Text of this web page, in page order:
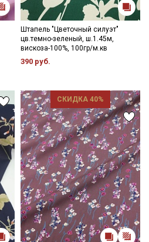
Штапель "Цветочный силуэт"
цв.темно-зеленый, ш.1.45м,
вискоза-100%, 100гр/м.кв
390 руб.
СКИДКА 40%